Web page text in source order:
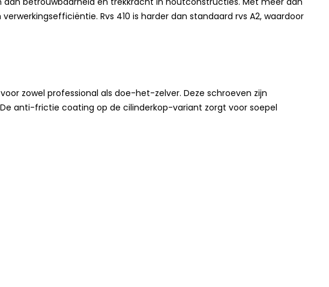
Rvs 410 is harder dan standaard rvs A2, waardoor
zowel professional als doe-het-zelver. Deze schroeven zijn
anti-frictie coating op de cilinderkop-variant zorgt voor soepel